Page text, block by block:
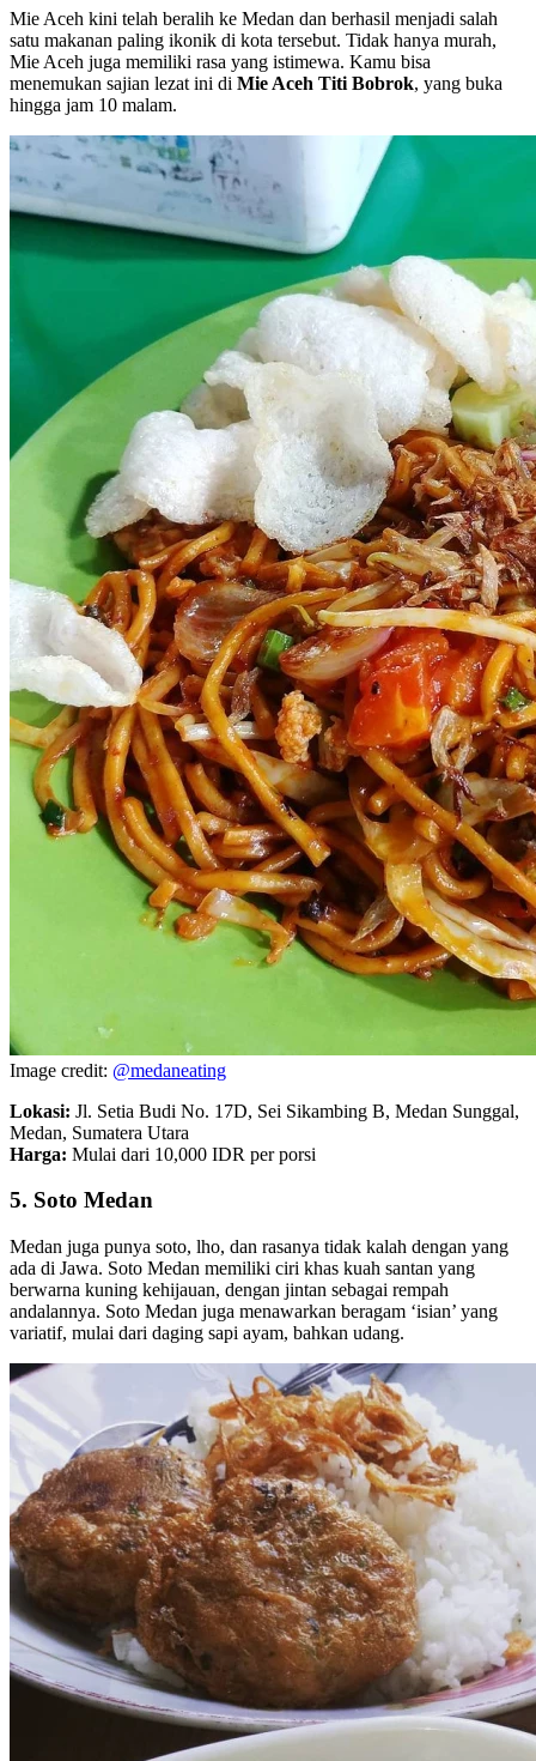
Mie Aceh kini telah beralih ke Medan dan berhasil menjadi salah
satu makanan paling ikonik di kota tersebut. Tidak hanya murah,
Mie Aceh juga memiliki rasa yang istimewa. Kamu bisa
menemukan sajian lezat ini di Mie Aceh Titi Bobrok, yang buka
hingga jam 10 malam.
Image credit: @medaneating
Lokasi: Jl. Setia Budi No. 17D, Sei Sikambing B, Medan Sunggal,
Medan, Sumatera Utara
Harga: Mulai dari 10,000 IDR per porsi
5. Soto Medan
Medan juga punya soto, lho, dan rasanya tidak kalah dengan yang
ada di Jawa. Soto Medan memiliki ciri khas kuah santan yang
berwarna kuning kehijauan, dengan jintan sebagai rempah
andalannya. Soto Medan juga menawarkan beragam ‘isian’ yang
variatif, mulai dari daging sapi ayam, bahkan udang.